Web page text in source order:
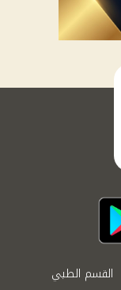
القسم الطبي